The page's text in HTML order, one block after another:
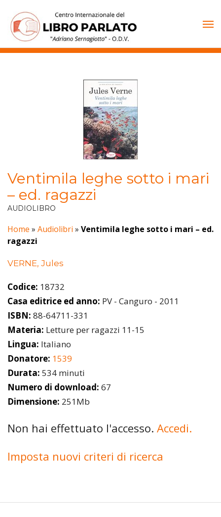
contenuto
Ventimila leghe sotto i mari
– ed. ragazzi
AUDIOLIBRO
Home » Audiolibri » Ventimila leghe sotto i mari – ed.
ragazzi
VERNE, Jules
Codice: 18732
Casa editrice ed anno: PV - Canguro - 2011
ISBN: 88-64711-331
Materia: Letture per ragazzi 11-15
Lingua: Italiano
Donatore: 1539
Durata: 534 minuti
Numero di download: 67
Dimensione: 251Mb
Non hai effettuato l'accesso. Accedi.
Imposta nuovi criteri di ricerca